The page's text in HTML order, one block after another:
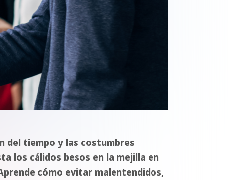
del tiempo y las costumbres
los cálidos besos en la mejilla en
cómo evitar malentendidos,